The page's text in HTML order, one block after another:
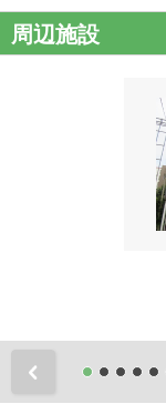
周辺施設